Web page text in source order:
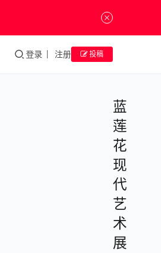
登录 注册 投稿
蓝
莲
花
现
代
艺
术
展